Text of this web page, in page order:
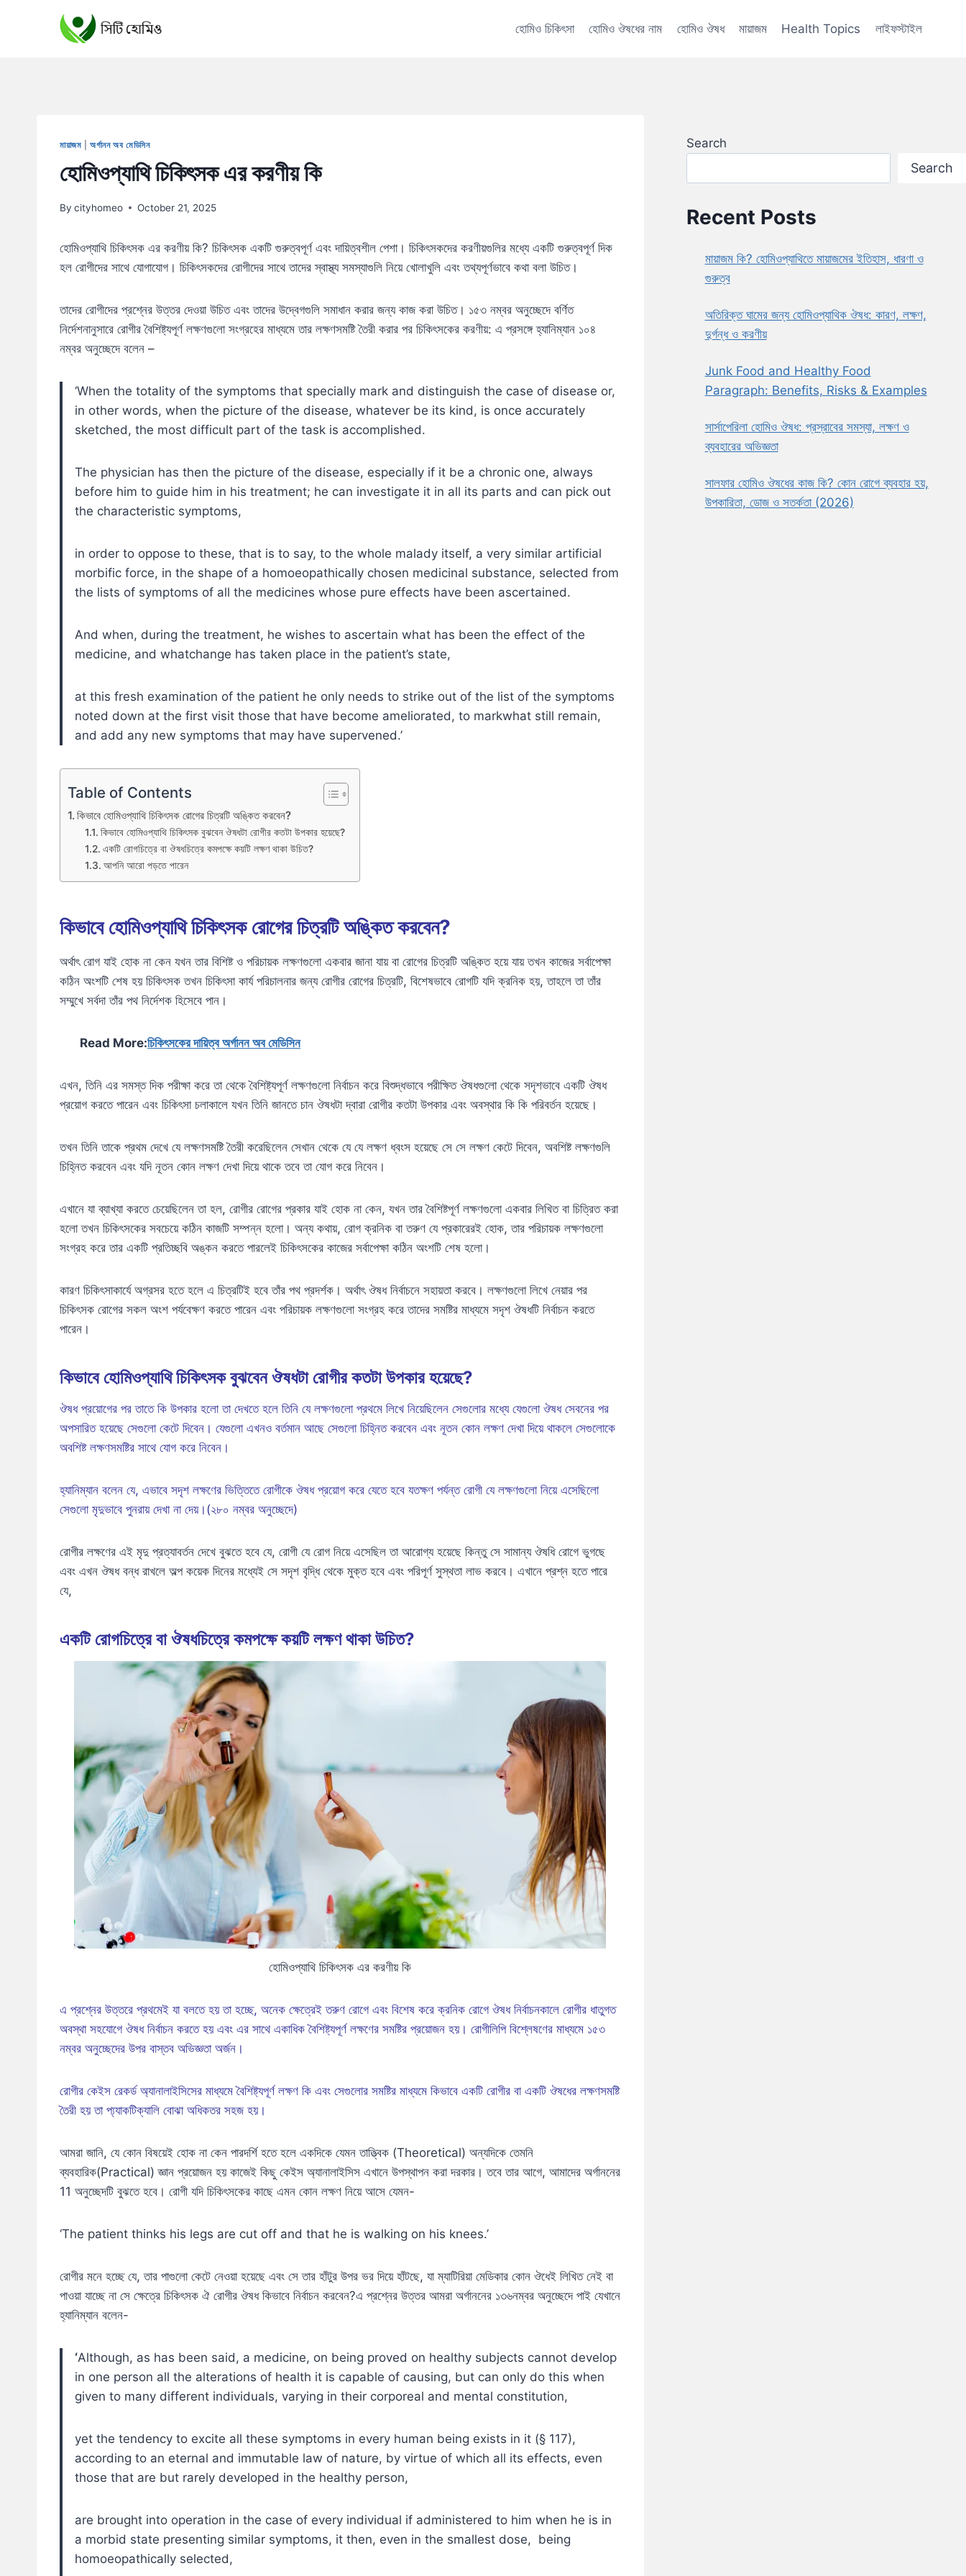
হোমিও চিকিৎসা হোমিও ঔষধের নাম হোমিও ঔষধ মায়াজম Health Topics লাইফস্টাইল
মায়াজম |অর্গানন অব মেডিসিন
হোমিওপ্যাথি চিকিৎসক এর করণীয় কি
By cityhomeo October 21, 2025
হোমিওপ্যাথি চিকিৎসক এর করণীয় কি? চিকিৎসক একটি গুরুত্বপূর্ণ এবং দায়িত্বশীল পেশা। চিকিৎসকদের করণীয়গুলির মধ্যে একটি গুরুত্বপূর্ণ দিক
হল রোগীদের সাথে যোগাযোগ। চিকিৎসকদের রোগীদের সাথে তাদের স্বাস্থ্য সমস্যাগুলি নিয়ে খোলাখুলি এবং তথ্যপূর্ণভাবে কথা বলা উচিত।
তাদের রোগীদের প্রশ্নের উত্তর দেওয়া উচিত এবং তাদের উদ্বেগগুলি সমাধান করার জন্য কাজ করা উচিত। ১৫৩ নম্বর অনুচ্ছেদে বর্ণিত
নির্দেশনানুসারে রোগীর বৈশিষ্ট্যপূর্ণ লক্ষণগুলো সংগ্রহের মাধ্যমে তার লক্ষণসমষ্টি তৈরী করার পর চিকিৎসকের করণীয়: এ প্রসঙ্গে হ্যানিম্যান ১০৪
নম্বর অনুচ্ছেদে বলেন –
‘When the totality of the symptoms that specially mark and distinguish the case of disease or,
in other words, when the picture of the disease, whatever be its kind, is once accurately
sketched, the most difficult part of the task is accomplished.
The physician has then the picture of the disease, especially if it be a chronic one, always
before him to guide him in his treatment; he can investigate it in all its parts and can pick out
the characteristic symptoms,
in order to oppose to these, that is to say, to the whole malady itself, a very similar artificial
morbific force, in the shape of a homoeopathically chosen medicinal substance, selected from
the lists of symptoms of all the medicines whose pure effects have been ascertained.
And when, during the treatment, he wishes to ascertain what has been the effect of the
medicine, and whatchange has taken place in the patient’s state,
at this fresh examination of the patient he only needs to strike out of the list of the symptoms
noted down at the first visit those that have become ameliorated, to markwhat still remain,
and add any new symptoms that may have supervened.’
Table of Contents
কিভাবে হোমিওপ্যাথি চিকিৎসক রোগের চিত্রটি অঙ্কিত করবেন?
কিভাবে হোমিওপ্যাথি চিকিৎসক বুঝবেন ঔষধটা রোগীর কতটা উপকার হয়েছে?
একটি রোগচিত্রে বা ঔষধচিত্রে কমপক্ষে কয়টি লক্ষণ থাকা উচিত?
আপনি আরো পড়তে পারেন
কিভাবে হোমিওপ্যাথি চিকিৎসক রোগের চিত্রটি অঙ্কিত করবেন?
অর্থাৎ রোগ যাই হোক না কেন যখন তার বিশিষ্ট ও পরিচায়ক লক্ষণগুলো একবার জানা যায় বা রোগের চিত্রটি অঙ্কিত হয়ে যায় তখন কাজের সর্বাপেক্ষা
কঠিন অংশটি শেষ হয় চিকিৎসক তখন চিকিৎসা কার্য পরিচালনার জন্য রোগীর রোগের চিত্রটি, বিশেষভাবে রোগটি যদি ক্রনিক হয়, তাহলে তা তাঁর
সম্মুখে সর্বদা তাঁর পথ নির্দেশক হিসেবে পান।
Read More:চিকিৎসকের দায়িত্ব অর্গানন অব মেডিসিন
এখন, তিনি এর সমস্ত দিক পরীক্ষা করে তা থেকে বৈশিষ্ট্যপূর্ণ লক্ষণগুলো নির্বাচন করে বিশুদ্ধভাবে পরীক্ষিত ঔষধগুলো থেকে সদৃশভাবে একটি ঔষধ
প্রয়োগ করতে পারেন এবং চিকিৎসা চলাকালে যখন তিনি জানতে চান ঔষধটা দ্বারা রোগীর কতটা উপকার এবং অবস্থার কি কি পরিবর্তন হয়েছে।
তখন তিনি তাকে প্রথম দেখে যে লক্ষণসমষ্টি তৈরী করেছিলেন সেখান থেকে যে যে লক্ষণ ধ্বংস হয়েছে সে সে লক্ষণ কেটে দিবেন, অবশিষ্ট লক্ষণগুলি
চিহ্নিত করবেন এবং যদি নূতন কোন লক্ষণ দেখা দিয়ে থাকে তবে তা যোগ করে নিবেন।
এখানে যা ব্যাখ্যা করতে চেয়েছিলেন তা হল, রোগীর রোগের প্রকার যাই হোক না কেন, যখন তার বৈশিষ্টপূর্ণ লক্ষণগুলো একবার লিখিত বা চিত্রিত করা
হলো তখন চিকিৎসকের সবচেয়ে কঠিন কাজটি সম্পন্ন হলো। অন্য কথায়, রোগ ক্রনিক বা তরুণ যে প্রকারেরই হোক, তার পরিচায়ক লক্ষণগুলো
সংগ্রহ করে তার একটি প্রতিচ্ছবি অঙ্কন করতে পারলেই চিকিৎসকের কাজের সর্বাপেক্ষা কঠিন অংশটি শেষ হলো।
কারণ চিকিৎসাকার্যে অগ্রসর হতে হলে এ চিত্রটিই হবে তাঁর পথ প্রদর্শক। অর্থাৎ ঔষধ নির্বাচনে সহায়তা করবে। লক্ষণগুলো লিখে নেয়ার পর
চিকিৎসক রোগের সকল অংশ পর্যবেক্ষণ করতে পারেন এবং পরিচায়ক লক্ষণগুলো সংগ্রহ করে তাদের সমষ্টির মাধ্যমে সদৃশ ঔষধটি নির্বাচন করতে
পারেন।
কিভাবে হোমিওপ্যাথি চিকিৎসক বুঝবেন ঔষধটা রোগীর কতটা উপকার হয়েছে?
ঔষধ প্রয়োগের পর তাতে কি উপকার হলো তা দেখতে হলে তিনি যে লক্ষণগুলো প্রথমে লিখে নিয়েছিলেন সেগুলোর মধ্যে যেগুলো ঔষধ সেবনের পর
অপসারিত হয়েছে সেগুলো কেটে দিবেন। যেগুলো এখনও বর্তমান আছে সেগুলো চিহ্নিত করবেন এবং নূতন কোন লক্ষণ দেখা দিয়ে থাকলে সেগুলোকে
অবশিষ্ট লক্ষণসমষ্টির সাথে যোগ করে নিবেন।
হ্যানিম্যান বলেন যে, এভাবে সদৃশ লক্ষণের ভিত্তিতে রোগীকে ঔষধ প্রয়োগ করে যেতে হবে যতক্ষণ পর্যন্ত রোগী যে লক্ষণগুলো নিয়ে এসেছিলো
সেগুলো মৃদুভাবে পুনরায় দেখা না দেয়।(২৮০ নম্বর অনুচ্ছেদে)
রোগীর লক্ষণের এই মৃদু প্রত্যাবর্তন দেখে বুঝতে হবে যে, রোগী যে রোগ নিয়ে এসেছিল তা আরোগ্য হয়েছে কিন্তু সে সামান্য ঔষধি রোগে ভুগছে
এবং এখন ঔষধ বন্ধ রাখলে অল্প কয়েক দিনের মধ্যেই সে সদৃশ বৃদ্ধি থেকে মুক্ত হবে এবং পরিপূর্ণ সুস্থতা লাভ করবে। এখানে প্রশ্ন হতে পারে
যে,
একটি রোগচিত্রে বা ঔষধচিত্রে কমপক্ষে কয়টি লক্ষণ থাকা উচিত?
হোমিওপ্যাথি চিকিৎসক এর করণীয় কি
এ প্রশ্নের উত্তরে প্রথমেই যা বলতে হয় তা হচ্ছে, অনেক ক্ষেত্রেই তরুণ রোগে এবং বিশেষ করে ক্রনিক রোগে ঔষধ নির্বাচনকালে রোগীর ধাতুগত
অবস্থা সহযোগে ঔষধ নির্বাচন করতে হয় এবং এর সাথে একাধিক বৈশিষ্ট্যপূর্ণ লক্ষণের সমষ্টির প্রয়োজন হয়। রোগীলিপি বিশ্লেষণের মাধ্যমে ১৫৩
নম্বর অনুচ্ছেদের উপর বাস্তব অভিজ্ঞতা অর্জন।
রোগীর কেইস রেকর্ড অ্যানালাইসিসের মাধ্যমে বৈশিষ্ট্যপূর্ণ লক্ষণ কি এবং সেগুলোর সমষ্টির মাধ্যমে কিভাবে একটি রোগীর বা একটি ঔষধের লক্ষণসমষ্টি
তৈরী হয় তা প্য্যাকটিক্যালি বোঝা অধিকতর সহজ হয়।
আমরা জানি, যে কোন বিষয়েই হোক না কেন পারদর্শি হতে হলে একদিকে যেমন তাত্ত্বিক (Theoretical) অন্যদিকে তেমনি
ব্যবহারিক(Practical) জ্ঞান প্রয়োজন হয় কাজেই কিছু কেইস অ্যানালাইসিস এখানে উপস্থাপন করা দরকার। তবে তার আগে, আমাদের অর্গাননের
11 অনুচ্ছেদটি বুঝতে হবে। রোগী যদি চিকিৎসকের কাছে এমন কোন লক্ষণ নিয়ে আসে যেমন-
‘The patient thinks his legs are cut off and that he is walking on his knees.’
রোগীর মনে হচ্ছে যে, তার পাগুলো কেটে নেওয়া হয়েছে এবং সে তার হাঁটুর উপর ভর দিয়ে হাঁটছে, যা ম্যাটিরিয়া মেডিকার কোন ঔধেই লিখিত নেই বা
পাওয়া যাচ্ছে না সে ক্ষেত্রে চিকিৎসক ঐ রোগীর ঔষধ কিভাবে নির্বাচন করবেন?এ প্রশ্নের উত্তর আমরা অর্গাননের ১৩৬নম্বর অনুচ্ছেদে পাই যেখানে
হ্যানিম্যান বলেন-
‘Although, as has been said, a medicine, on being proved on healthy subjects cannot develop
in one person all the alterations of health it is capable of causing, but can only do this when
given to many different individuals, varying in their corporeal and mental constitution,
yet the tendency to excite all these symptoms in every human being exists in it (§ 117),
according to an eternal and immutable law of nature, by virtue of which all its effects, even
those that are but rarely developed in the healthy person,
are brought into operation in the case of every individual if administered to him when he is in
a morbid state presenting similar symptoms, it then, even in the smallest dose, being
homoeopathically selected,
Search
Search
Recent Posts
মায়াজম কি? হোমিওপ্যাথিতে মায়াজমের ইতিহাস, ধারণা ও
গুরুত্ব
অতিরিক্ত ঘামের জন্য হোমিওপ্যাথিক ঔষধ: কারণ, লক্ষণ,
দুর্গন্ধ ও করণীয়
Junk Food and Healthy Food
Paragraph: Benefits, Risks & Examples
সার্সাপেরিলা হোমিও ঔষধ: প্রস্রাবের সমস্যা, লক্ষণ ও
ব্যবহারের অভিজ্ঞতা
সালফার হোমিও ঔষধের কাজ কি? কোন রোগে ব্যবহার হয়,
উপকারিতা, ডোজ ও সতর্কতা (2026)